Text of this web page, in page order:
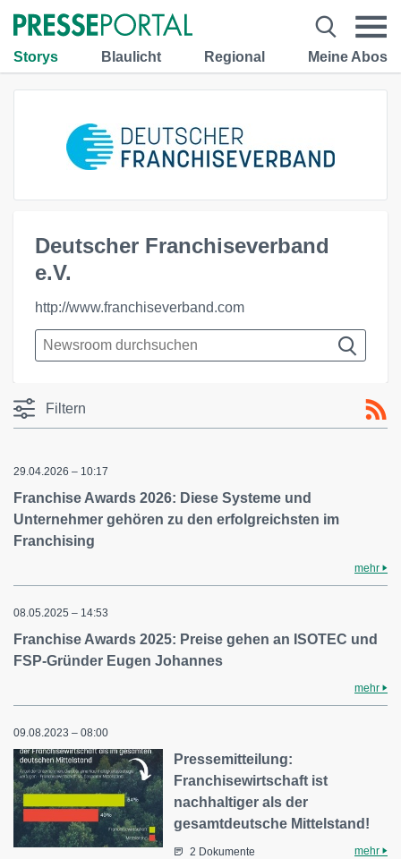
Storys Blaulicht Regional Meine Abos
Deutscher Franchiseverband
e.V.
http://www.franchiseverband.com
Filtern
29.04.2026 – 10:17
Franchise Awards 2026: Diese Systeme und
Unternehmer gehören zu den erfolgreichsten im
Franchising
mehr
08.05.2025 – 14:53
Franchise Awards 2025: Preise gehen an ISOTEC und
FSP-Gründer Eugen Johannes
mehr
09.08.2023 – 08:00
Pressemitteilung:
Franchisewirtschaft ist
nachhaltiger als der
gesamtdeutsche Mittelstand!
2 Dokumente mehr